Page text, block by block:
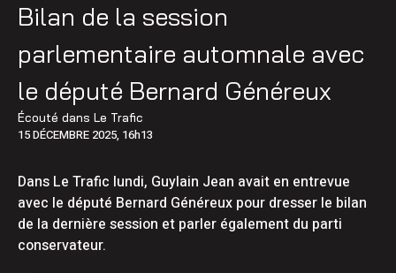
Bilan de la session
parlementaire automnale avec
le député Bernard Généreux
Écouté dans Le Trafic
15 DÉCEMBRE 2025, 16h13
Dans Le Trafic lundi, Guylain Jean avait en entrevue
avec le député Bernard Généreux pour dresser le bilan
de la dernière session et parler également du parti
conservateur.